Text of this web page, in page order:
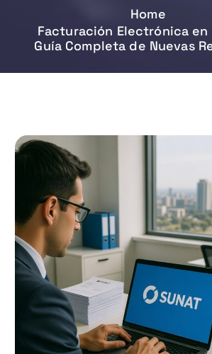
Home
Facturación Electrónica en
Guía Completa de Nuevas